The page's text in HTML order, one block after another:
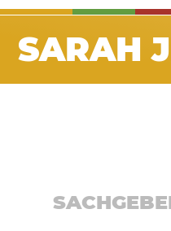
SARAH